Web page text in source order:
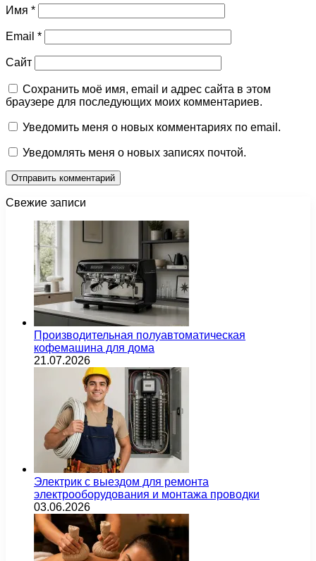
Имя *
Email *
Сайт
Сохранить моё имя, email и адрес сайта в этом
браузере для последующих моих комментариев.
Уведомить меня о новых комментариях по email.
Уведомлять меня о новых записях почтой.
Свежие записи
Производительная полуавтоматическая
кофемашина для дома
21.07.2026
Электрик с выездом для ремонта
электрооборудования и монтажа проводки
03.06.2026